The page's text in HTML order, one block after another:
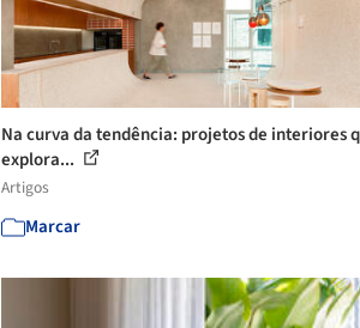
Na curva da tendência: projetos de interiores
explora...
Artigos
Marcar